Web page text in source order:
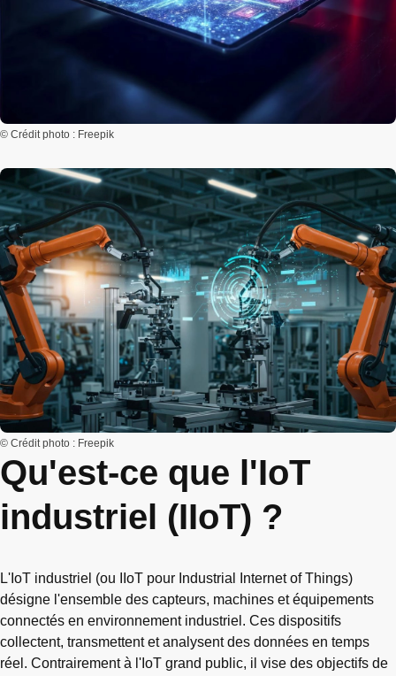
© Crédit photo : Freepik
© Crédit photo : Freepik
Qu'est-ce que l'IoT
industriel (IIoT) ?
L'IoT industriel (ou IIoT pour Industrial Internet of Things)
désigne l'ensemble des capteurs, machines et équipements
connectés en environnement industriel. Ces dispositifs
collectent, transmettent et analysent des données en temps
réel. Contrairement à l'IoT grand public, il vise des objectifs de